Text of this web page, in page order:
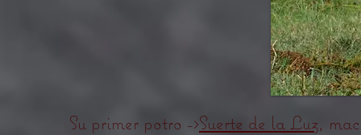
Su primer potro ->Suerte de la Luz,